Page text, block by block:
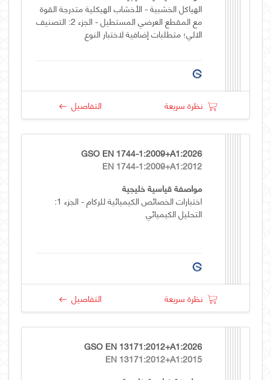
الهياكل الخشبية - الأخشاب الهيكلية متدرجة القوة
مع المقطع العرضي المستطيل - الجزء 2: التصنيف
الالي؛ متطلبات إضافية لاختبار النوع
نظرة سريعة التفاصيل
GSO EN 1744-1:2009+A1:2026
EN 1744-1:2009+A1:2012
مواصفة قياسية خليجية
اختبارات الخصائص الكيميائية للركام - الجزء 1:
التحليل الكيميائي
نظرة سريعة التفاصيل
GSO EN 13171:2012+A1:2026
EN 13171:2012+A1:2015